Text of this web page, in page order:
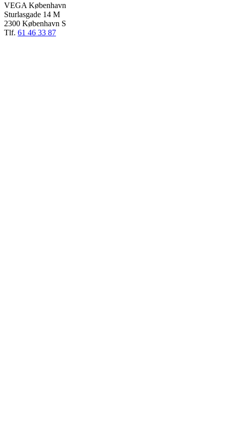
VEGA København
Sturlasgade 14 M
2300 København S
Tlf. 61 46 33 87